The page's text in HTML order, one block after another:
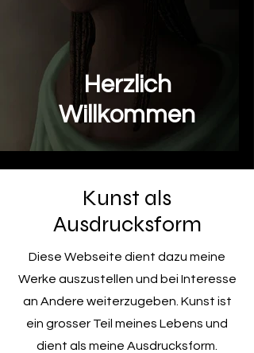
Herzlich
Willkommen
Kunst als
Ausdrucksform
Diese Webseite dient dazu meine
Werke auszustellen und bei Interesse
an Andere weiterzugeben. Kunst ist
ein grosser Teil meines Lebens und
dient als meine Ausdrucksform.